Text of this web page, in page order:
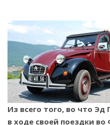
Из всего того, во что
в ходе своей поездки